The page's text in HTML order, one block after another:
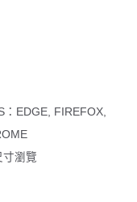
EDGE, FIREFOX,
寸瀏覽